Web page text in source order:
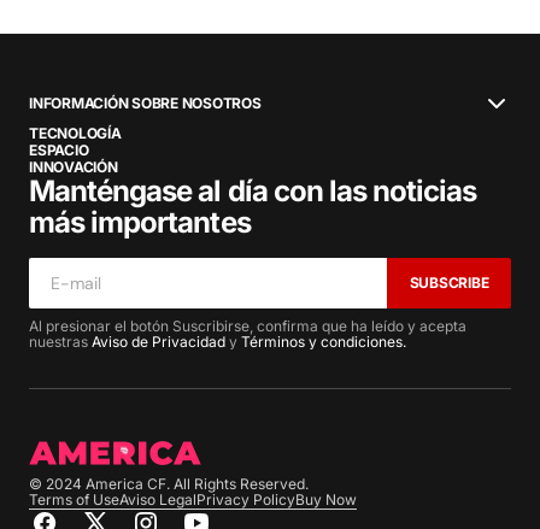
INFORMACIÓN SOBRE NOSOTROS
TECNOLOGÍA
ESPACIO
INNOVACIÓN
Manténgase al día con las noticias
más importantes
SUBSCRIBE
Al presionar el botón Suscribirse, confirma que ha leído y acepta
nuestras Aviso de Privacidad y Términos y condiciones.
© 2024 America CF. All Rights Reserved.
Terms of UseAviso LegalPrivacy PolicyBuy Now